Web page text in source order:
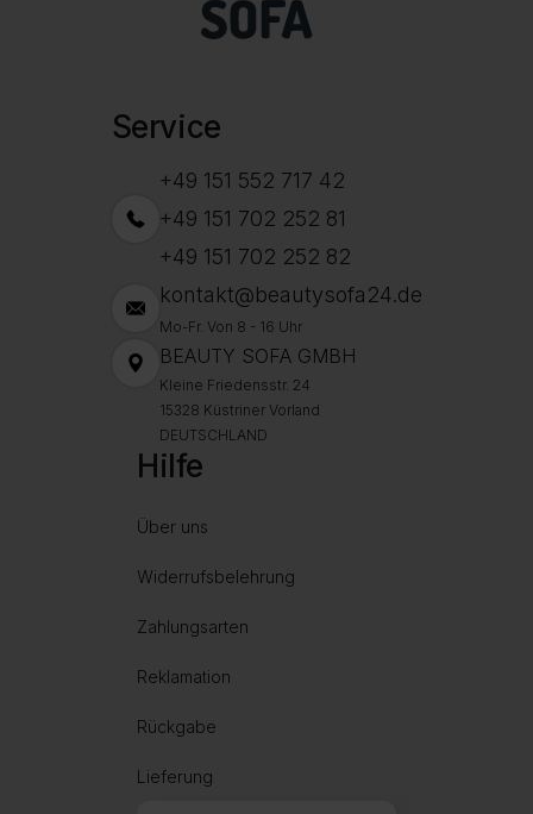
Service
+49 151 552 717 42
+49 151 702 252 81
+49 151 702 252 82
kontakt@beautysofa24.de
Mo-Fr. Von 8 - 16 Uhr
BEAUTY SOFA GMBH
Kleine Friedensstr. 24
15328 Küstriner Vorland
DEUTSCHLAND
Hilfe
Über uns
Widerrufsbelehrung
Zahlungsarten
Reklamation
Rückgabe
Lieferung